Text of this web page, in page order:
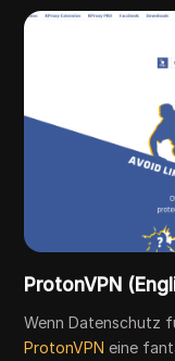
ProtonVPN
Wenn Datenschutz
ProtonVPN eine